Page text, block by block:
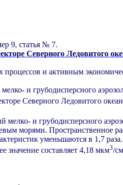
9, статья № 7.
Северного Ледовитого
и активным
и грубодисперсного
Северного Ледовитого
мелко- и грубодисперсного
морями. Пространственное
уменьшаются в 1,7
значение составляет 4,18 мкм3/см